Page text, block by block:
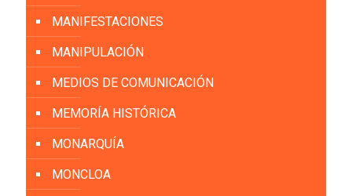
MANIFESTACIONES
MANIPULACIÓN
MEDIOS DE COMUNICACIÓN
MEMORÍA HISTÓRICA
MONARQUÍA
MONCLOA